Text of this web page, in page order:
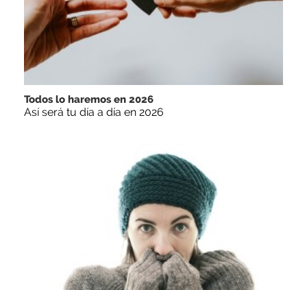
Todos lo haremos en 2026
Así será tu día a día en 2026